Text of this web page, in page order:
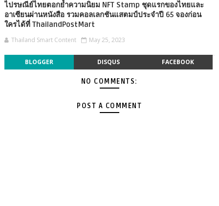
ไปรษณีย์ไทยตอกย้ำความนิยม NFT Stamp ชุดแรกของไทยและ
อาเซียนผ่านหนังสือ รวมคอลเลกชันแสตมป์ประจำปี 65 จองก่อน
ใครได้ที่ ThailandPostMart
Thailand Smart Content May 25, 2023
BLOGGER DISQUS FACEBOOK
NO COMMENTS:
POST A COMMENT